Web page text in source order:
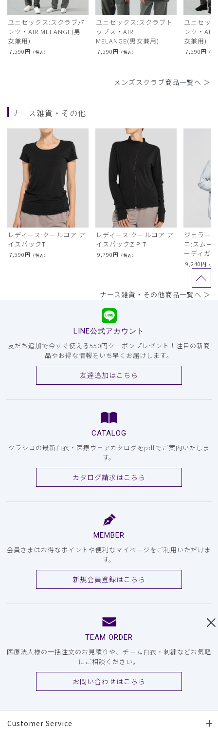
ユニセックス:スクラブパ
ンツ・AIR MELANGE(男
女兼用)
7,590円 （税込）
ユニセックス:スクラブト
ップス・AIR
MELANGE(男女兼用)
7,590円 （税込）
ユニセッ
ンツ・AIR
女兼用)
7,590円 （税
メンズスクラブ商品一覧へ ＞
ナース雑貨・その他
レディース:クールコア ア
イスパックT
7,590円 （税込）
レディース:クールコア ア
イスパックZIP T
9,790円 （税込）
ジェラー
コ:スムー
ーディガン
9,240円 （税
ナース雑貨・その他商品一覧へ ＞
LINE公式アカウント
友だち追加で今すぐ使える550円クーポンプレゼント！注目の新商
品やお得な情報をいち早くお届けします。
友達追加はこちら
CATALOG
クラシコの最新白衣・医療ウェアカタログをpdfでご案内いたしま
す。
カタログ請求はこちら
MEMBER
会員さまはお得なポイントや便利なマイページをご利用いただけま
す。
新規会員登録はこちら
TEAM ORDER
医療法人様の一括注文のお見積りや、チーム白衣・刺繍などお気軽
にご相談ください。
お問い合わせはこちら
Customer Service